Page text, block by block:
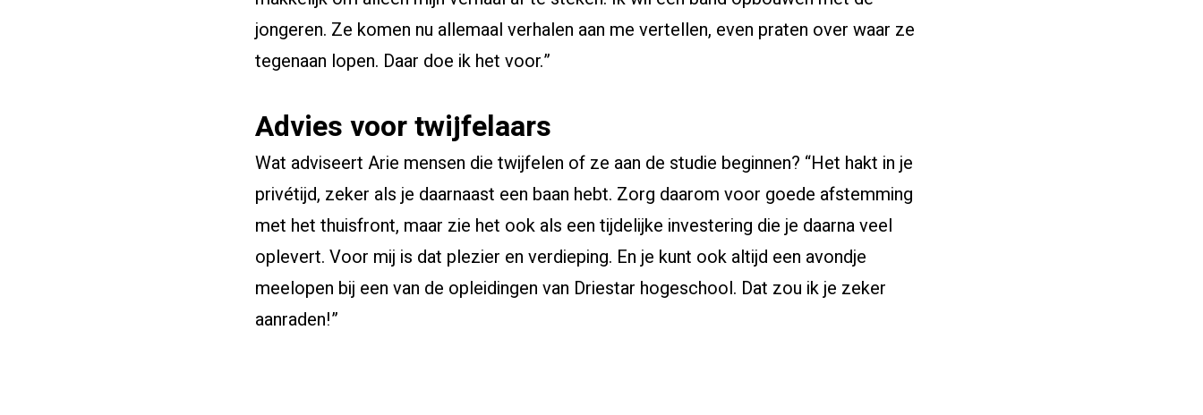
jongeren. Ze komen nu allemaal verhalen aan me vertellen, even praten over waar ze
tegenaan lopen. Daar doe ik het voor.”
Advies voor twijfelaars
Wat adviseert Arie mensen die twijfelen of ze aan de studie beginnen? “Het hakt in je
privétijd, zeker als je daarnaast een baan hebt. Zorg daarom voor goede afstemming
met het thuisfront, maar zie het ook als een tijdelijke investering die je daarna veel
oplevert. Voor mij is dat plezier en verdieping. En je kunt ook altijd een avondje
meelopen bij een van de opleidingen van Driestar hogeschool. Dat zou ik je zeker
aanraden!”